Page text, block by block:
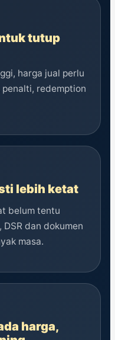
tutup
harga jual perlu
redemption
lebih ketat
belum tentu
DSR dan dokumen
masa.
harga,